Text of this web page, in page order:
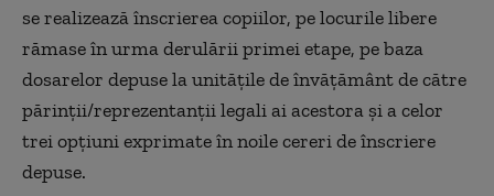
se realizează înscrierea copiilor, pe locurile libere
rămase în urma derulării primei etape, pe baza
dosarelor depuse la unitățile de învățământ de către
părinții/reprezentanții legali ai acestora și a celor
trei opțiuni exprimate în noile cereri de înscriere
depuse.